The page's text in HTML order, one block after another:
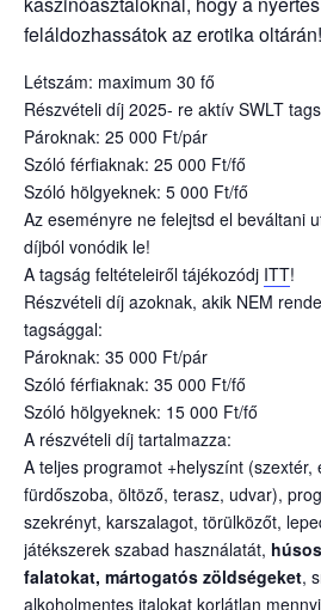
feláldozhassátok az erotika oltárán!
Létszám: maximum 30 fő
Részvételi díj 2025- re aktív SWLT
Pároknak: 25 000 Ft/pár
Szóló férfiaknak: 25 000 Ft/fő
Szóló hölgyeknek: 5 000 Ft/fő
Az eseményre ne felejtsd el beváltani
díjból vonódik le!
A tagság feltételeiről tájékozódj ITT!
Részvételi díj azoknak, akik NEM
tagsággal:
Pároknak: 35 000 Ft/pár
Szóló férfiaknak: 35 000 Ft/fő
Szóló hölgyeknek: 15 000 Ft/fő
A részvételi díj tartalmazza:
A teljes programot +helyszínt (szextér,
fürdőszoba, öltöző, terasz, udvar),
szekrényt, karszalagot, törülközőt,
játékszerek szabad használatát,
falatokat, mártogatós zöldségeket,
alkoholmentes italokat korlátlan